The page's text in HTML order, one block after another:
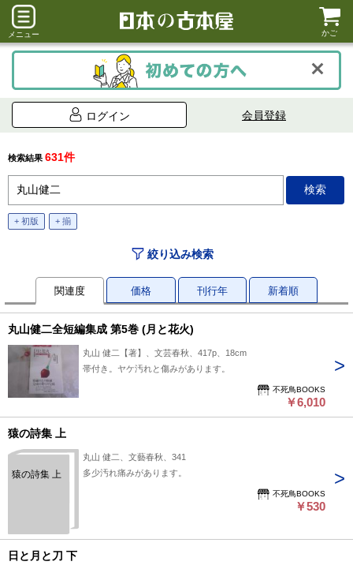
メニュー かご
ログイン 会員登録
検索結果 631件
+ 初版 + 揃
絞り込み検索
関連度 価格 刊行年 新着順
丸山健二全短編集成 第5巻 (月と花火)
丸山 健二【著】、文芸春秋、417p、18cm
帯付き。ヤケ汚れと傷みがあります。
不死鳥BOOKS
￥6,010
猿の詩集 上
猿の詩集 上
丸山 健二、文藝春秋、341
多少汚れ痛みがあります。
不死鳥BOOKS
￥530
日と月と刀 下